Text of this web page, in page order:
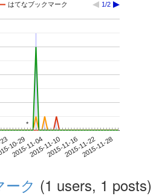
はてなブックマーク 1/2
10-29
2015-11-042015-11-102015-11-162015-11-222015-11-28
**
ク (1 users, 1 posts)